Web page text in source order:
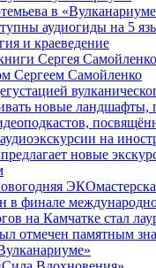
в
аудиогиды на 5
и краеведение
Сергея
Сергеем Самойленко
новые
на
новые
в финале
на Камчатке стал
отмечен памятным